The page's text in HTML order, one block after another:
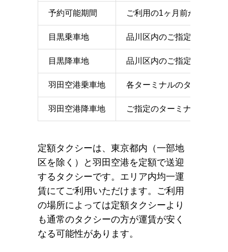
予約可能期間 ご利用の1ヶ月前から1時間
目黒乗車地 品川区内のご指定の地点
目黒降車地 品川区内のご指定の地点
羽田空港乗車地 各ターミナルのタクシー乗
羽田空港降車地 ご指定のターミナルのエン
定額タクシーは、東京都内（一部地
区を除く）と羽田空港を定額で送迎
するタクシーです。エリア内均一運
賃にてご利用いただけます。ご利用
の場所によっては定額タクシーより
も通常のタクシーの方が運賃が安く
なる可能性があります。